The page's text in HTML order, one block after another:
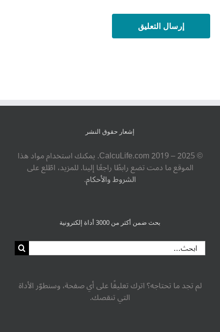
إشعار حقوق النشر
© ‎CalcuLife.com‎ 2019 – 2025. يمكنك استخدام مواد هذا
الموقع ما دمت تضع رابطًا راجعًا إلينا. للمزيد، اطّلع على
الشروط والأحكام.
بحث ضمن أكثر من 3000 أداة إلكترونية
البحث
عن:
لم تجد ما تحتاجه؟ اترك تعليقًا على أي صفحة، وسنطوّر الأداة
التي تنقصك.